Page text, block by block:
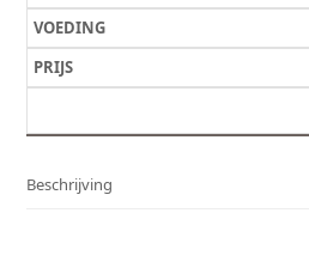
Beschrijving